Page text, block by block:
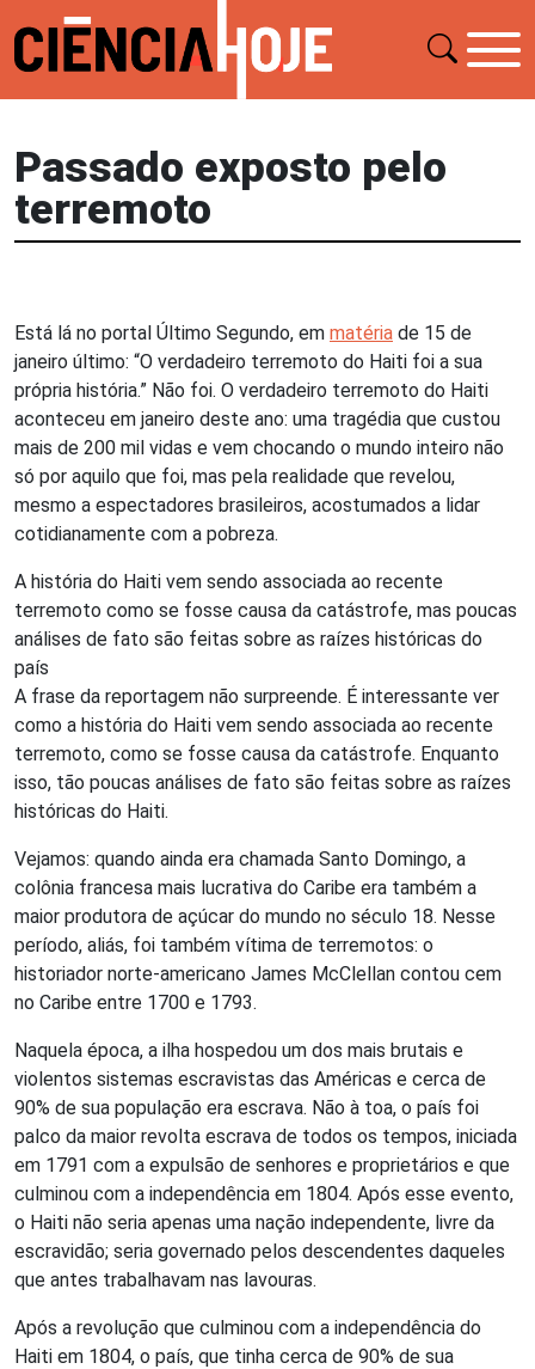
Passado exposto pelo
terremoto
Está lá no portal Último Segundo, em matéria de 15 de
janeiro último: “O verdadeiro terremoto do Haiti foi a sua
própria história.” Não foi. O verdadeiro terremoto do Haiti
aconteceu em janeiro deste ano: uma tragédia que custou
mais de 200 mil vidas e vem chocando o mundo inteiro não
só por aquilo que foi, mas pela realidade que revelou,
mesmo a espectadores brasileiros, acostumados a lidar
cotidianamente com a pobreza.
A história do Haiti vem sendo associada ao recente
terremoto como se fosse causa da catástrofe, mas poucas
análises de fato são feitas sobre as raízes históricas do
país
A frase da reportagem não surpreende. É interessante ver
como a história do Haiti vem sendo associada ao recente
terremoto, como se fosse causa da catástrofe. Enquanto
isso, tão poucas análises de fato são feitas sobre as raízes
históricas do Haiti.
Vejamos: quando ainda era chamada Santo Domingo, a
colônia francesa mais lucrativa do Caribe era também a
maior produtora de açúcar do mundo no século 18. Nesse
período, aliás, foi também vítima de terremotos: o
historiador norte-americano James McClellan contou cem
no Caribe entre 1700 e 1793.
Naquela época, a ilha hospedou um dos mais brutais e
violentos sistemas escravistas das Américas e cerca de
90% de sua população era escrava. Não à toa, o país foi
palco da maior revolta escrava de todos os tempos, iniciada
em 1791 com a expulsão de senhores e proprietários e que
culminou com a independência em 1804. Após esse evento,
o Haiti não seria apenas uma nação independente, livre da
escravidão; seria governado pelos descendentes daqueles
que antes trabalhavam nas lavouras.
Após a revolução que culminou com a independência do
Haiti em 1804, o país, que tinha cerca de 90% de sua